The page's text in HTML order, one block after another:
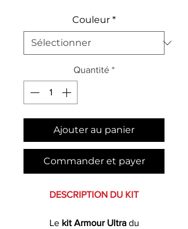
Couleur *
Quantité *
Ajouter au panier
Commander et payer
DESCRIPTION DU KIT
Le kit Armour Ultra du